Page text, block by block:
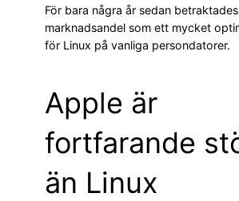
För bara några år sedan
marknadsandel som ett mycket
för Linux på vanliga persondatorer.
Apple är
fortfarande
än Linux